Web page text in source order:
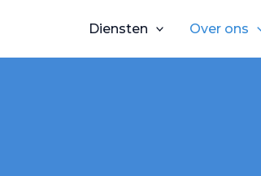
Diensten Over ons